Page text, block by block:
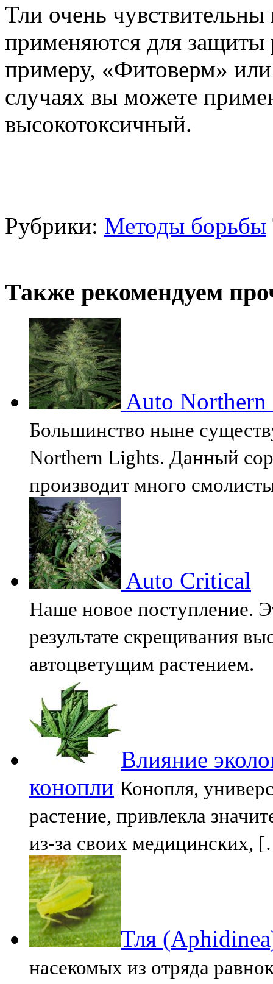
Тли очень
применяются для защиты
примеру, «Фитоверм»
случаях вы можете
высокотоксичный.
Рубрики: Методы борьбы
Также рекомендуем
Auto Northern
Большинство ныне
Northern Lights. Данный
производит много
Auto Critical
Наше новое поступление.
результате скрещивания
автоцветущим растением.
Влияние
конопли Конопля,
растение, привлекла
из-за своих медицинских,
Тля
насекомых из отряда